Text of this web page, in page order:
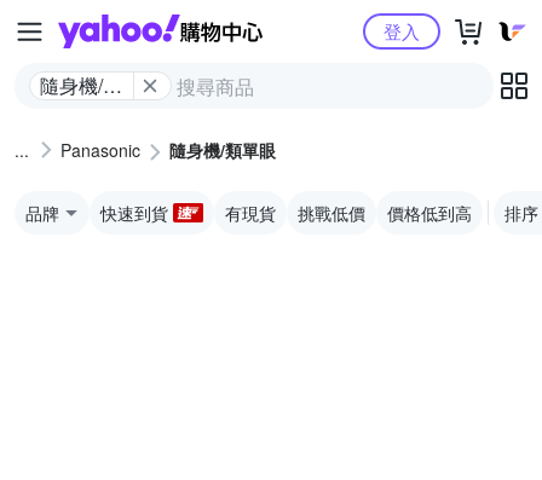
Yahoo購物中心
隨身機/類
登入
Panasonic 隨身機/類單眼
品牌 快速到貨 有現貨 挑戰低價 價格低到高 排序